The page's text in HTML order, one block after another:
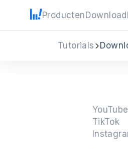
ProductenDownload
Tutorials
YouTube
TikTok